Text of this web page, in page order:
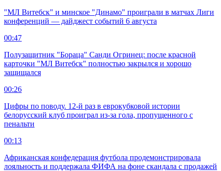
"МЛ Витебск" и минское "Динамо" проиграли в матчах Лиги
конференций — дайджест событий 6 августа
00:47
Полузащитник "Бораца" Санди Огринец: после красной
карточки "МЛ Витебск" полностью закрылся и хорошо
защищался
00:26
Цифры по поводу. 12-й раз в еврокубковой истории
белорусский клуб проиграл из-за гола, пропущенного с
пенальти
00:13
Африканская конфедерация футбола продемонстрировала
лояльность и поддержала ФИФА на фоне скандала с продажей